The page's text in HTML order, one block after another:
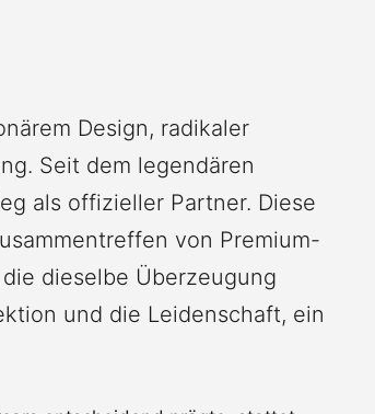
Design, radikaler
Seit dem legendären
als offizieller Partner. Diese
von Premium-
dieselbe Überzeugung
und die Leidenschaft, ein